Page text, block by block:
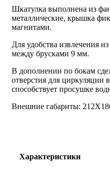
Шкатулка выполнена из
металлические, крышка
магнитами.
Для удобства извлечения
между брусками 9 мм.
В дополнении по бокам
отверстия для циркуляции
способствует просушке
Внешние габариты:
Характеристики